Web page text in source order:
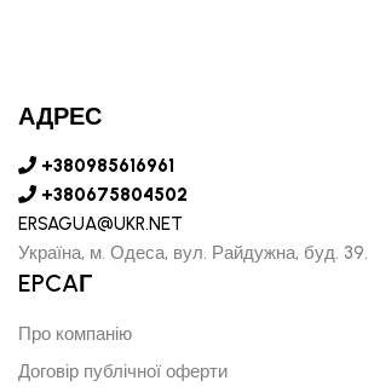
АДРЕС
+380985616961
+380675804502
ERSAGUA@UKR.NET
Україна, м. Одеса, вул. Райдужна, буд. 39.
EPCAГ
Про компанію
Договір публічної оферти